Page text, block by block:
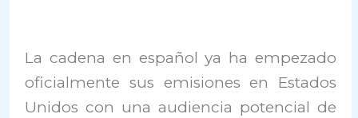
La cadena en español ya ha empezado
oficialmente sus emisiones en Estados
Unidos con una audiencia potencial de